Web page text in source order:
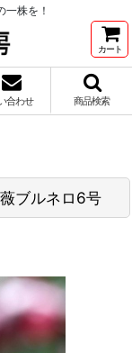
株を！
カート
合わせ 商品検索
ブルネロ6号